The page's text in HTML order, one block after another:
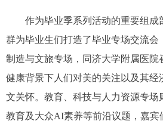
作为毕业季系列活动的重要组成
群为毕业生们打造了毕业专场交流会
制造与文旅专场，同济大学附属医院
健康背景下人们对美的关注以及其经
文关怀。教育、科技与人力资源专场
教育及大众AI素养等前沿议题，嘉宾